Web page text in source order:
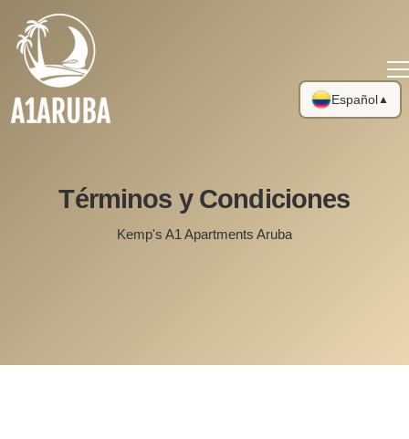
Español ▲
Términos y Condiciones
Kemp's A1 Apartments Aruba